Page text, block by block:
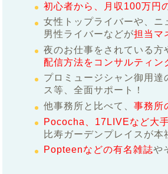
初心者から、月収100万円
女性トップライバーや、
男性ライバーなどが担当マ
夜のお仕事をされている方
配信方法をコンサルティン
プロミュージシャン御用
ス等、全面サポート！
他事務所と比べて、 事務所
Pococha、17LIVEなど大
比寿ガーデンプレイスが本
Popteenなどの有名雑誌や